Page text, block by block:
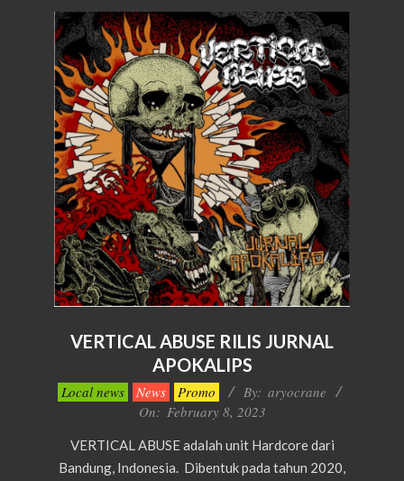
VERTICAL ABUSE RILIS JURNAL
APOKALIPS
2023-
Local news News Promo By: aryocrane
On: February 8, 2023
VERTICAL ABUSE adalah unit Hardcore dari
Bandung, Indonesia. Dibentuk pada tahun 2020,